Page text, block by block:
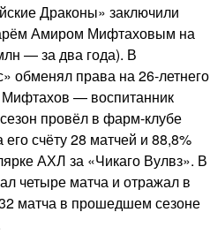
Драконы» заключили
Амиром Мифтаховым на
— за два года). В
обменял права на 26-летнего
Мифтахов — воспитанник
провёл в фарм-клубе
счёту 28 матчей и 88,8%
АХЛ за «Чикаго Вулвз». В
четыре матча и отражал в
матча в прошедшем сезоне